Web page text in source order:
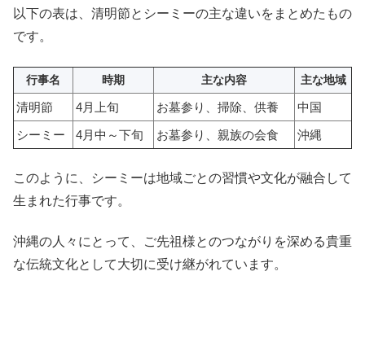
以下の表は、清明節とシーミーの主な違いをまとめたもの
です。
行事名 時期 主な内容 主な地域
清明節 4月上旬 お墓参り、掃除、供養
中国
シーミー
4月中～下旬 お墓参り、親族の会食 沖縄
このように、シーミーは地域ごとの習慣や文化が融合して
生まれた行事です。
沖縄の人々にとって、ご先祖様とのつながりを深める貴重
な伝統文化として大切に受け継がれています。